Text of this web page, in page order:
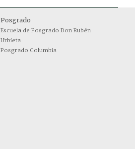
Posgrado
Escuela de Posgrado Don Rubén
Urbieta
Posgrado Columbia